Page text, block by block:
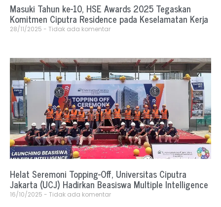
Masuki Tahun ke-10, HSE Awards 2025 Tegaskan
Komitmen Ciputra Residence pada Keselamatan Kerja
28/11/2025 Tidak ada komentar
Helat Seremoni Topping-Off, Universitas Ciputra
Jakarta (UCJ) Hadirkan Beasiswa Multiple Intelligence
16/10/2025 Tidak ada komentar